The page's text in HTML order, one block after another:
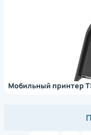
Мобильный принтер